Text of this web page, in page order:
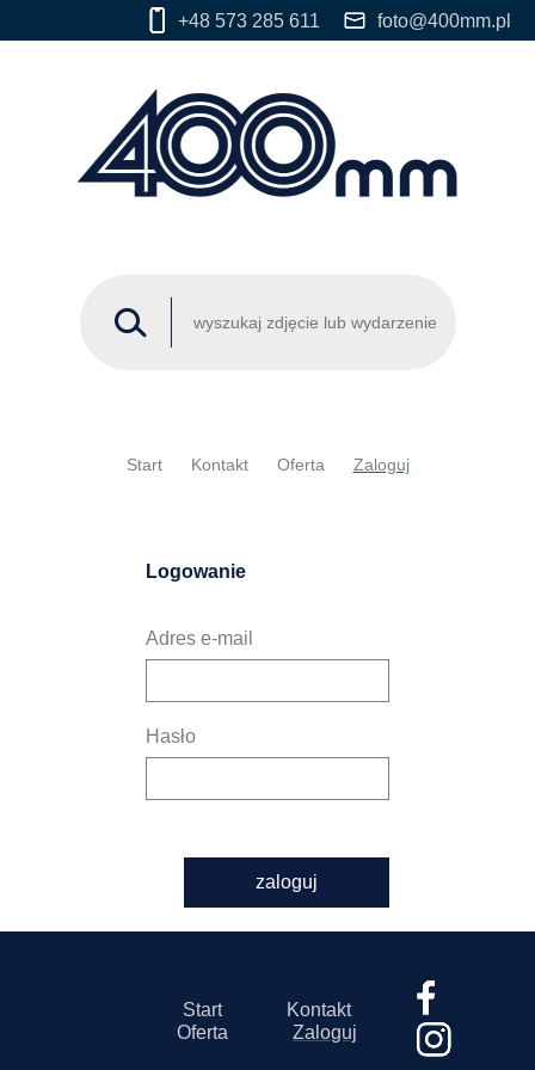
+48 573 285 611 foto@400mm.pl
Start Kontakt Oferta Zaloguj
Logowanie
Adres e-mail
Hasło
zaloguj
Start
Kontakt
Oferta
Zaloguj